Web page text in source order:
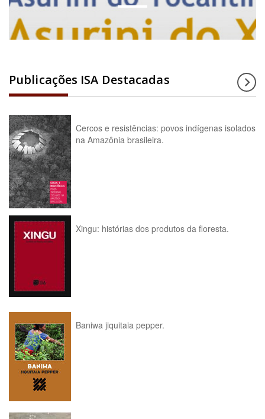
Publicações ISA Destacadas
Cercos e resistências: povos indígenas isolados
na Amazônia brasileira.
Xingu: histórias dos produtos da floresta.
Baniwa jiquitaia pepper.